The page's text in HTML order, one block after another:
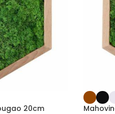
20cm